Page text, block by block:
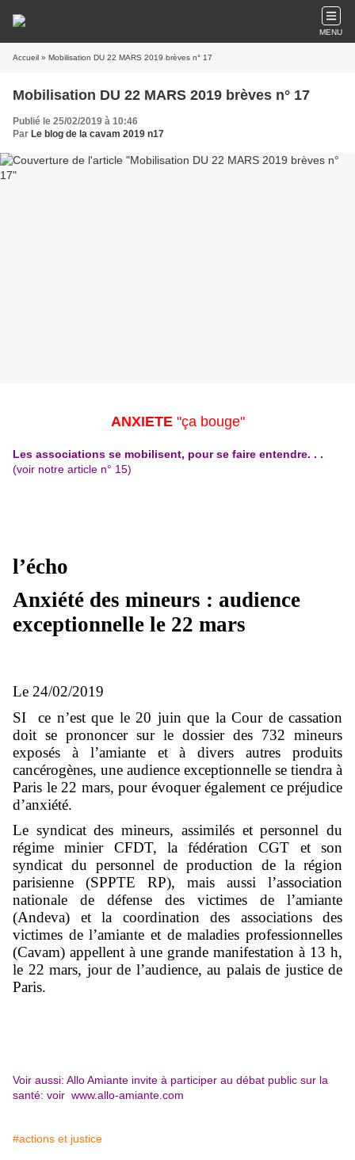
MENU
Accueil » Mobilisation DU 22 MARS 2019 brèves n° 17
Mobilisation DU 22 MARS 2019 brèves n° 17
Publié le 25/02/2019 à 10:46
Par Le blog de la cavam 2019 n17
ANXIETE "ça bouge"
Les associations se mobilisent, pour se faire entendre. . .
(voir notre article n° 15)
l’écho
Anxiété des mineurs : audience
exceptionnelle le 22 mars
Le 24/02/2019
SI
ce n’est que le 20 juin que la Cour de cassation
doit se prononcer sur le dossier des 732 mineurs
exposés à l’amiante et à divers autres produits
cancérogènes, une audience exceptionnelle se tiendra à
Paris le 22 mars, pour évoquer également ce préjudice
d’anxiété.
Le syndicat des mineurs, assimilés et personnel du
régime minier CFDT, la fédération CGT et son
syndicat du personnel de production de la région
parisienne (SPPTE RP), mais aussi l’association
nationale de défense des victimes de l’amiante
(Andeva) et la coordination des associations des
victimes de l’amiante et de maladies professionnelles
(Cavam) appellent à une grande manifestation à 13 h,
le 22 mars, jour de l’audience, au palais de justice de
Paris.
Voir aussi: Allo Amiante invite à participer au débat public sur la
santé: voir www.allo-amiante.com
#actions et justice